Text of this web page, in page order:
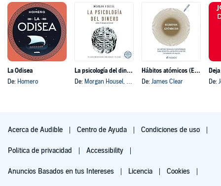
La Odisea
De: Homero
La psicología del dinero
De: Morgan Housel, y otros
Hábitos atómicos (Español neutro)
De: James Clear
De:
Acerca de Audible Centro de Ayuda Condiciones de uso
Política de privacidad Accessibility
Anuncios Basados en tus Intereses Licencia Cookies